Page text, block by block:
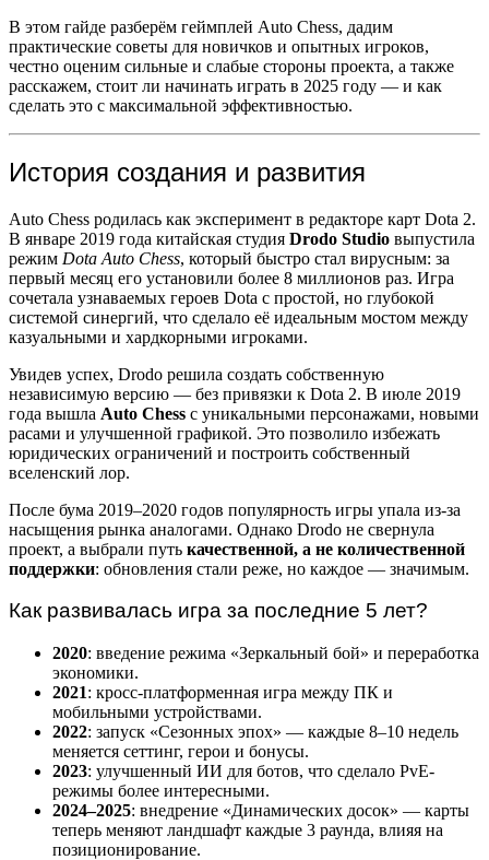
В этом гайде разберём геймплей Auto Chess, дадим
практические советы для новичков и опытных игроков,
честно оценим сильные и слабые стороны проекта, а также
расскажем, стоит ли начинать играть в 2025 году — и как
сделать это с максимальной эффективностью.
История создания и развития
Auto Chess родилась как эксперимент в редакторе карт Dota 2.
В январе 2019 года китайская студия Drodo Studio выпустила
режим Dota Auto Chess, который быстро стал вирусным: за
первый месяц его установили более 8 миллионов раз. Игра
сочетала узнаваемых героев Dota с простой, но глубокой
системой синергий, что сделало её идеальным мостом между
казуальными и хардкорными игроками.
Увидев успех, Drodo решила создать собственную
независимую версию — без привязки к Dota 2. В июле 2019
года вышла Auto Chess с уникальными персонажами, новыми
расами и улучшенной графикой. Это позволило избежать
юридических ограничений и построить собственный
вселенский лор.
После бума 2019–2020 годов популярность игры упала из-за
насыщения рынка аналогами. Однако Drodo не свернула
проект, а выбрали путь качественной, а не количественной
поддержки: обновления стали реже, но каждое — значимым.
Как развивалась игра за последние 5 лет?
2020: введение режима «Зеркальный бой» и переработка
экономики.
2021: кросс-платформенная игра между ПК и
мобильными устройствами.
2022: запуск «Сезонных эпох» — каждые 8–10 недель
меняется сеттинг, герои и бонусы.
2023: улучшенный ИИ для ботов, что сделало PvE-
режимы более интересными.
2024–2025: внедрение «Динамических досок» — карты
теперь меняют ландшафт каждые 3 раунда, влияя на
позиционирование.